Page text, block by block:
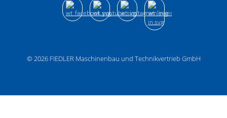
© 2026 FIEDLER Maschinenbau und Technikvertrieb GmbH